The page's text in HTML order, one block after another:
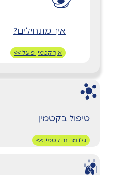
איך מתחילים?
איך קטמין פועל >>
טיפול בקטמין
גלו מה זה קטמין >>